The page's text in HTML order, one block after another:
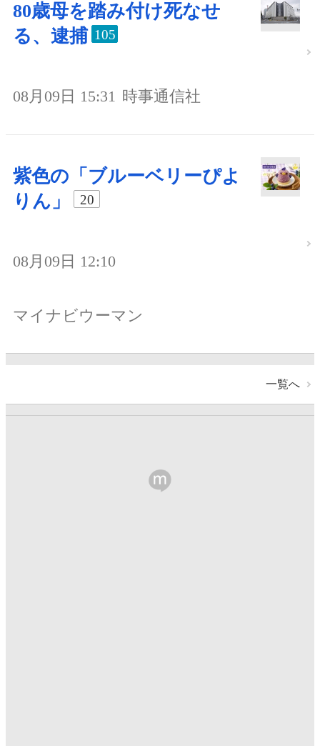
80歳母を踏み付け死なせ
る、逮捕 105
08月09日 15:31 時事通信社
紫色の「ブルーベリーぴよ
りん」
20
08月09日 12:10
マイナビウーマン
一覧へ